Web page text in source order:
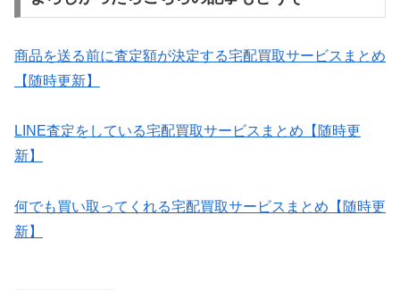
商品を送る前に査定額が決定する宅配買取サービスまとめ
【随時更新】
LINE査定をしている宅配買取サービスまとめ【随時更
新】
何でも買い取ってくれる宅配買取サービスまとめ【随時更
新】